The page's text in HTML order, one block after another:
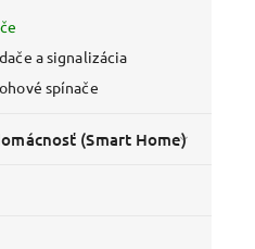
a signalizácia
spínače
(Smart Home)